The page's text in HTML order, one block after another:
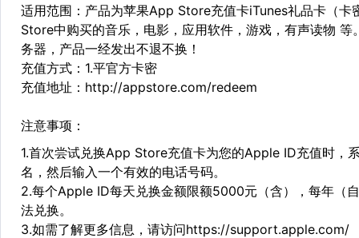
适用范围：产品为苹果App Store充值卡iTunes礼品卡（
Store中购买的音乐，电影，应用软件，游戏，有声读物
务器，产品一经发出不退不换！
充值方式：1.平官方卡密
充值地址：http://appstore.com/redeem
注意事项：
1.首次尝试兑换App Store充值卡为您的Apple ID充值时，
名，然后输入一个有效的电话号码。
2.每个Apple ID每天兑换金额限额5000元（含），每年（
法兑换。
3.如需了解更多信息，请访问https://support.apple.com/